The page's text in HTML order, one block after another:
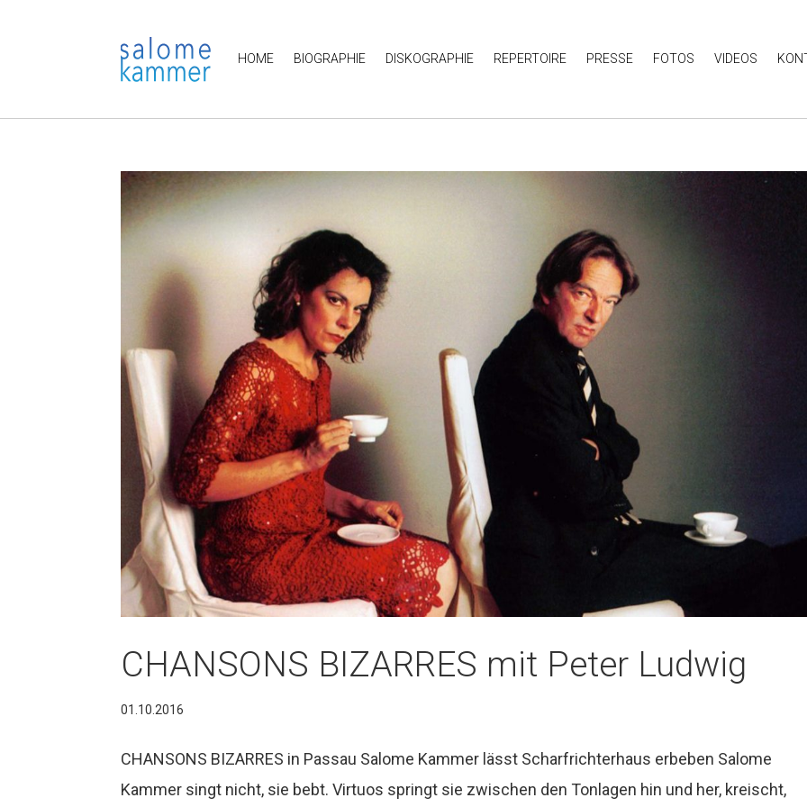
HOME BIOGRAPHIE DISKOGRAPHIE REPERTOIRE PRESSE FOTOS VIDEOS
CHANSONS BIZARRES mit Peter Ludwig
01.10.2016
CHANSONS BIZARRES in Passau Salome Kammer lässt Scharfrichterhaus erbeben Salome
Kammer singt nicht, sie bebt. Virtuos springt sie zwischen den Tonlagen hin und her, kreischt,